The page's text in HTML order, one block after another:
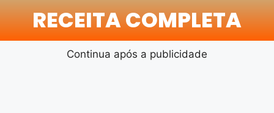
RECEITA COMPLETA
Continua após a publicidade